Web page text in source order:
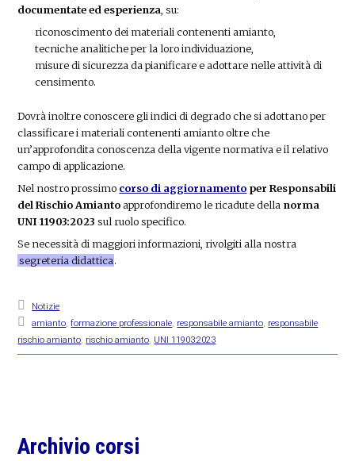
documentate ed esperienza , su:
riconoscimento dei materiali contenenti amianto,
tecniche analitiche per la loro individuazione,
misure di sicurezza da pianificare e adottare nelle attività di
censimento.
Dovrà inoltre conoscere gli indici di degrado che si adottano per
classificare i materiali contenenti amianto oltre che
un’approfondita conoscenza della vigente normativa e il relativo
campo di applicazione.
Nel nostro prossimo corso di aggiornamento per Responsabili
del Rischio Amiantoapprofondiremo le ricadute della norma
UNI 11903:2023sul ruolo specifico.
Se necessità di maggiori informazioni, rivolgiti alla nostra
segreteria didattica.
Notizie
amianto,formazione professionale, responsabile amianto, responsabile
rischio amianto, rischio amianto, UNI 11903:2023
Primary
Archivio corsi